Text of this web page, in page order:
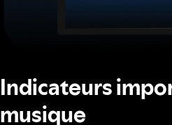
Indicateurs
musique